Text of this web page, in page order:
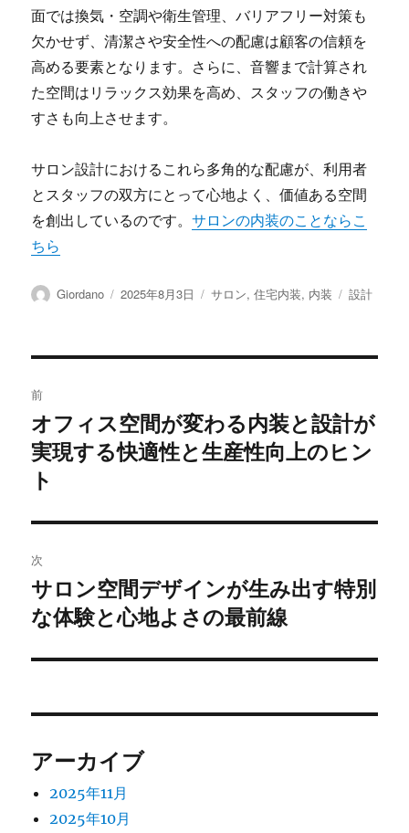
面では換気・空調や衛生管理、バリアフリー対策も
欠かせず、清潔さや安全性への配慮は顧客の信頼を
高める要素となります。さらに、音響まで計算され
た空間はリラックス効果を高め、スタッフの働きや
すさも向上させます。
サロン設計におけるこれら多角的な配慮が、利用者
とスタッフの双方にとって心地よく、価値ある空間
を創出しているのです。サロンの内装のことならこ
ちら
投
Giordano
投
2025年8月3日
カ
サロン,住宅内装, 内装
タ
設計
稿
ナ
ビ
ゲ
ー
シ
前
前
の
投
オフィス空間が変わる内装と設計が
実現する快適性と生産性向上のヒン
ト
次
次
の
稿:
サロン空間デザインが生み出す特別
な体験と心地よさの最前線
アーカイブ
2025年11月
2025年10月